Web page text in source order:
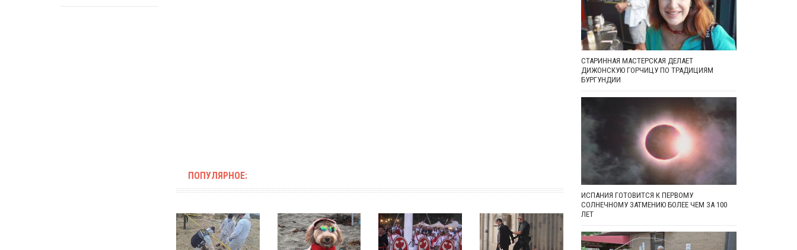
ПОПУЛЯРНОЕ:
СТАРИННАЯ МАСТЕРСКАЯ ДЕЛАЕТ
ДИЖОНСКУЮ ГОРЧИЦУ ПО ТРАДИЦИЯМ
БУРГУНДИИ
ИСПАНИЯ ГОТОВИТСЯ К ПЕРВОМУ
СОЛНЕЧНОМУ ЗАТМЕНИЮ БОЛЕЕ ЧЕМ ЗА 100
ЛЕТ